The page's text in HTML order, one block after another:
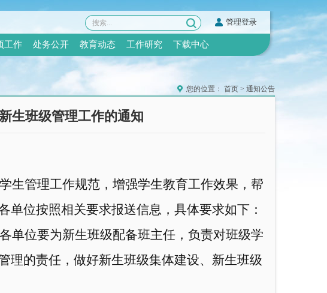
管理登录
工作 处务公开 教育动态 工作研究 下载中心
您的位置： 首页 > 通知公告
生班级管理工作的通知
生管理工作规范，增强学生教育工作效果，帮
位按照相关要求报送信息，具体要求如下：
各单位要为新生班级配备班主任，负责对班级学
理的责任，做好新生班级集体建设、新生班级